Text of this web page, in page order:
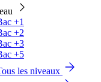
+1
+2
+3
+5
les niveaux